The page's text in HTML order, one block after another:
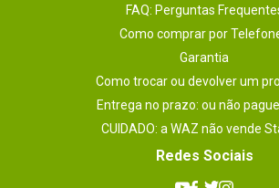
FAQ: Perguntas
Como comprar por
Garantia
Como trocar ou devolver um
Entrega no prazo: ou não
CUIDADO: a WAZ não vende
Redes Sociais